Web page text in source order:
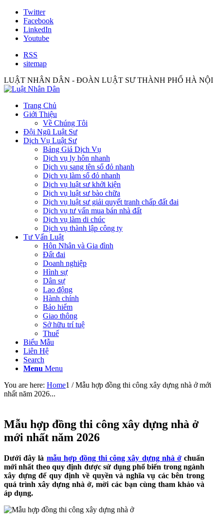
Twitter
Facebook
LinkedIn
Youtube
RSS
sitemap
LUẬT NHÂN DÂN - ĐOÀN LUẬT SƯ THÀNH PHỐ HÀ NỘI
Trang Chủ
Giới Thiệu
Về Chúng Tôi
Đội Ngũ Luật Sư
Dịch Vụ Luật Sư
Bảng Giá Dịch Vụ
Dịch vụ ly hôn nhanh
Dịch vụ sang tên sổ đỏ nhanh
Dịch vụ làm sổ đỏ nhanh
Dịch vụ luật sư khởi kiện
Dịch vụ luật sư bào chữa
Dịch vụ luật sư giải quyết tranh chấp đất đai
Dịch vụ tư vấn mua bán nhà đất
Dịch vụ làm di chúc
Dịch vụ thành lập công ty
Tư Vấn Luật
Hôn Nhân và Gia đình
Đất đai
Doanh nghiệp
Hình sự
Dân sự
Lao động
Hành chính
Bảo hiểm
Giao thông
Sở hữu trí tuệ
Thuế
Biểu Mẫu
Liên Hệ
Search
Menu Menu
You are here: Home1 / Mẫu hợp đồng thi công xây dựng nhà ở mới
nhất năm 2026...
Mẫu hợp đồng thi công xây dựng nhà ở
mới nhất năm 2026
Dưới đây là mẫu hợp đồng thi công xây dựng nhà ởchuẩn
mới nhất theo quy định được sử dụng phổ biến trong ngành
xây dựng để quy định về quyền và nghĩa vụ các bên trong
quá trình xây dựng nhà ở, mời các bạn cùng tham khảo và
áp dụng.